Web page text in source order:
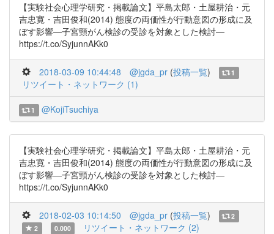
【実験社会心理学研究・掲載論文】平島太郎・土屋耕治・元
吉忠寛・吉田俊和(2014) 態度の両価性が行動意図の形成に及
ぼす影響―子宮頸がん検診の受診を対象とした検討―
https://t.co/SyjunnAKk0
2018-03-09 10:44:48 @jgda_pr (投稿一覧) 1
リツイート・ネットワーク (1)
1 @KojiTsuchiya
【実験社会心理学研究・掲載論文】平島太郎・土屋耕治・元
吉忠寛・吉田俊和(2014) 態度の両価性が行動意図の形成に及
ぼす影響―子宮頸がん検診の受診を対象とした検討―
https://t.co/SyjunnAKk0
2018-02-03 10:14:50 @jgda_pr (投稿一覧)
2
2
0.000 リツイート・ネットワーク (2)